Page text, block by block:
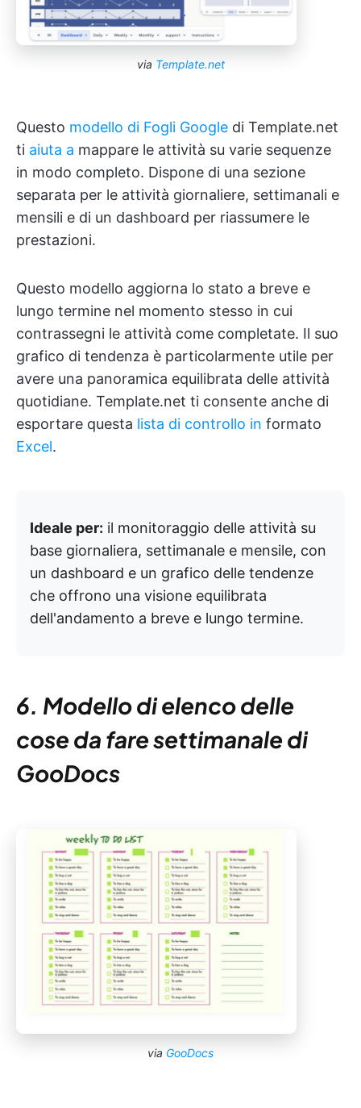
via Template.net
Questo modello di Fogli Google di Template.net
ti aiuta a mappare le attività su varie sequenze
in modo completo. Dispone di una sezione
separata per le attività giornaliere, settimanali e
mensili e di un dashboard per riassumere le
prestazioni.
Questo modello aggiorna lo stato a breve e
lungo termine nel momento stesso in cui
contrassegni le attività come completate. Il suo
grafico di tendenza è particolarmente utile per
avere una panoramica equilibrata delle attività
quotidiane. Template.net ti consente anche di
esportare questa lista di controllo in formato
Excel.
Ideale per: il monitoraggio delle attività su
base giornaliera, settimanale e mensile, con
un dashboard e un grafico delle tendenze
che offrono una visione equilibrata
dell'andamento a breve e lungo termine.
6. Modello di elenco delle
cose da fare settimanale di
GooDocs
via GooDocs